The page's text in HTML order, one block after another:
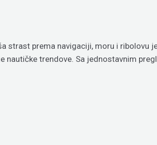
strast prema navigaciji, moru i ribolovu
trendove. Sa jednostavnim